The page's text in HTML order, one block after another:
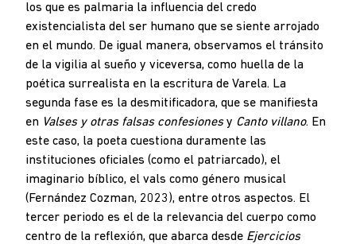
los que es palmaria la influencia del credo
existencialista del ser humano que se siente arrojado
en el mundo. De igual manera, observamos el tránsito
de la vigilia al sueño y viceversa, como huella de la
poética surrealista en la escritura de Varela. La
segunda fase es la desmitificadora, que se manifiesta
en Valses y otras falsas confesionesy Canto villano. En
este caso, la poeta cuestiona duramente las
instituciones oficiales (como el patriarcado), el
imaginario bíblico, el vals como género musical
(Fernández Cozman, 2023), entre otros aspectos. El
tercer periodo es el de la relevancia del cuerpo como
centro de la reflexión, que abarca desde Ejercicios